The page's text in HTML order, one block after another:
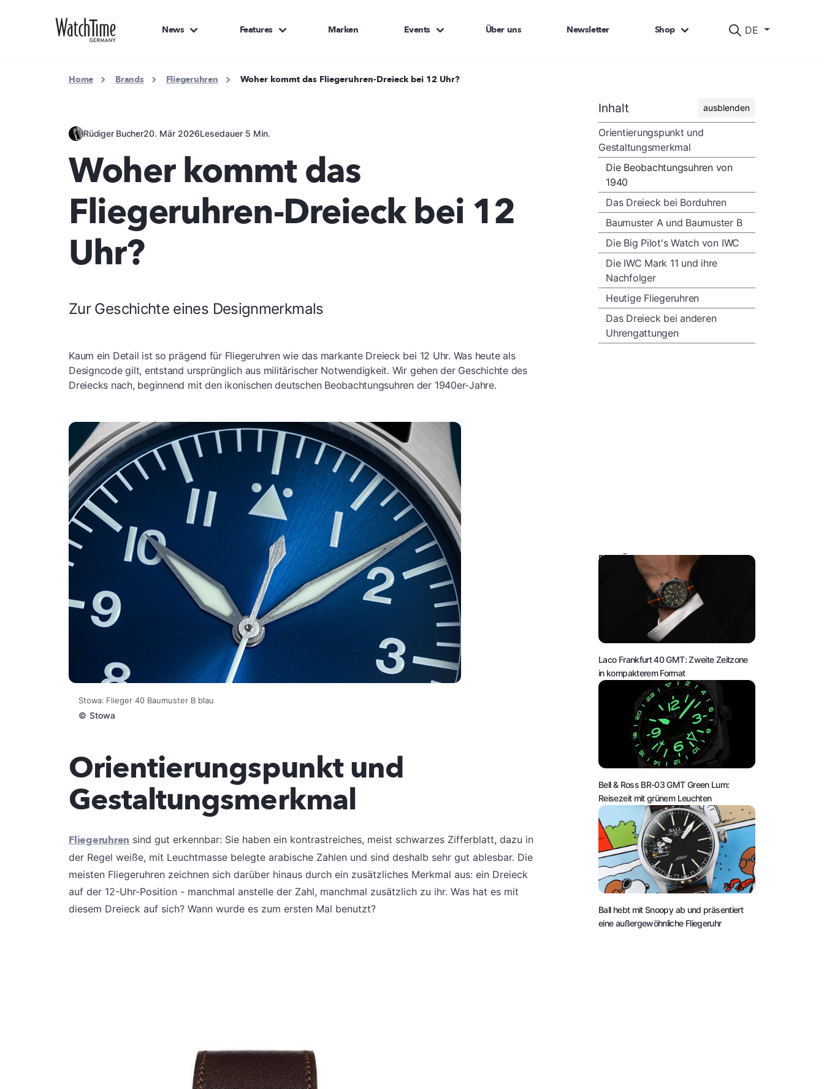
DE
News Features Marken Events Über uns Newsletter Shop
Home Brands Fliegeruhren Woher kommt das Fliegeruhren-Dreieck bei 12 Uhr?
Rüdiger Bucher20. Mär 2026Lesedauer 5 Min.
Woher kommt das
Fliegeruhren-Dreieck bei 12
Uhr?
Zur Geschichte eines Designmerkmals
Kaum ein Detail ist so prägend für Fliegeruhren wie das markante Dreieck bei 12 Uhr. Was heute als
Designcode gilt, entstand ursprünglich aus militärischer Notwendigkeit. Wir gehen der Geschichte des
Dreiecks nach, beginnend mit den ikonischen deutschen Beobachtungsuhren der 1940er-Jahre.
Stowa: Flieger 40 Baumuster B blau
© Stowa
Orientierungspunkt und
Gestaltungsmerkmal
Fliegeruhren sind gut erkennbar: Sie haben ein kontrastreiches, meist schwarzes Zifferblatt, dazu in
der Regel weiße, mit Leuchtmasse belegte arabische Zahlen und sind deshalb sehr gut ablesbar. Die
meisten Fliegeruhren zeichnen sich darüber hinaus durch ein zusätzliches Merkmal aus: ein Dreieck
auf der 12-Uhr-Position - manchmal anstelle der Zahl, manchmal zusätzlich zu ihr. Was hat es mit
diesem Dreieck auf sich? Wann wurde es zum ersten Mal benutzt?
Inhalt ausblenden
Orientierungspunkt und
Gestaltungsmerkmal
Die Beobachtungsuhren von
1940
Das Dreieck bei Borduhren
Baumuster A und Baumuster B
Die Big Pilot's Watch von IWC
Die IWC Mark 11 und ihre
Nachfolger
Heutige Fliegeruhren
Das Dreieck bei anderen
Uhrengattungen
DAS KÖNNTE SIE AUCH INTERESSIEREN:
Laco Frankfurt 40 GMT: Zweite Zeitzone
in kompakterem Format
Bell & Ross BR-03 GMT Green Lum:
Reisezeit mit grünem Leuchten
Ball hebt mit Snoopy ab und präsentiert
eine außergewöhnliche Fliegeruhr